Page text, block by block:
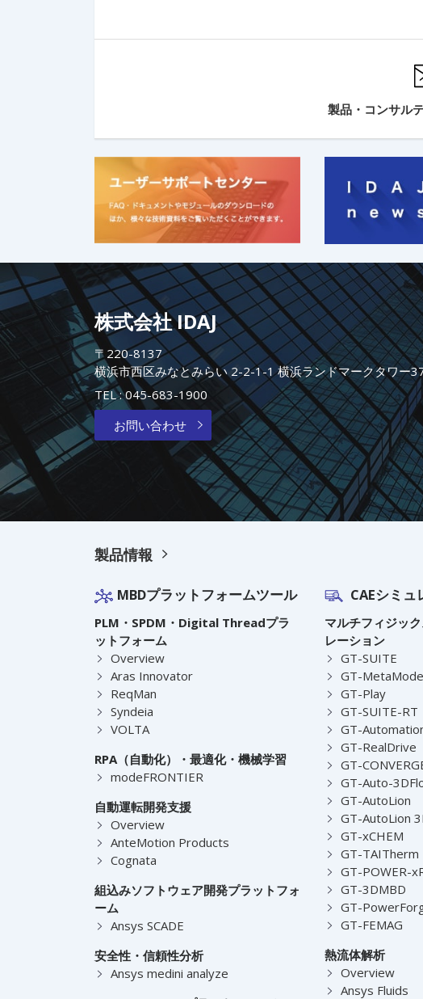
製品・コンサル
株式会社 IDAJ
〒220-8137
横浜市西区みなとみらい 2-2-1-1 横浜ランドマークタワー
TEL :045-683-1900
お問い合わせ
製品情報
MBDプラットフォームツール
PLM・SPDM・Digital Threadプラ
ットフォーム
Overview
Aras Innovator
ReqMan
Syndeia
VOLTA
RPA（自動化）・最適化・機械学習
modeFRONTIER
自動運転開発支援
Overview
AnteMotion Products
Cognata
組込みソフトウェア開発プラットフォ
ーム
Ansys SCADE
安全性・信頼性分析
Ansys medini analyze
CAEシミ
マルチフィジッ
レーション
GT-SUITE
GT-
GT-Play
GT-SUITE-RT
GT-
GT-RealDrive
GT-
GT-Auto-
GT-AutoLion
GT-AutoLion
GT-xCHEM
GT-TAITherm
GT-POWER-
GT-3DMBD
GT-
GT-FEMAG
熱流体解析
Overview
Ansys Fluids